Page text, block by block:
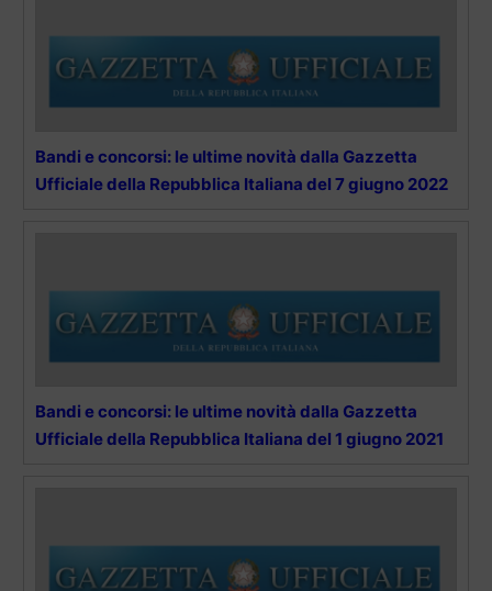
Bandi e concorsi: le ultime novità dalla Gazzetta
Ufficiale della Repubblica Italiana del 7 giugno 2022
Bandi e concorsi: le ultime novità dalla Gazzetta
Ufficiale della Repubblica Italiana del 1 giugno 2021